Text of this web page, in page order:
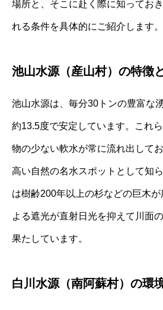
場所と、そこに赴く際に知ってお
れる条件を具体的にご紹介します。
池山水源（産山村）の特徴
池山水源は、毎分30トンの豊富な
約13.5度で安定しています。これ
物の少ない軟水が常に流れ出して
高い自然の名水スポットとして知
は樹齢200年以上の杉などの巨木
よる遮光が直射日光を抑えて川面
果たしています。
白川水源（南阿蘇村）の環